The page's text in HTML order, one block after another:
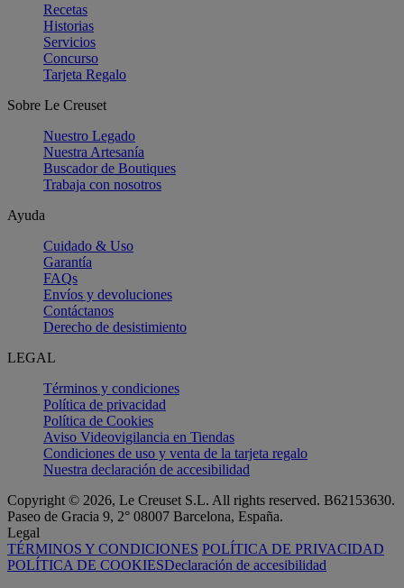
Recetas
Historias
Servicios
Concurso
Tarjeta Regalo
Sobre Le Creuset
Nuestro Legado
Nuestra Artesanía
Buscador de Boutiques
Trabaja con nosotros
Ayuda
Cuidado & Uso
Garantía
FAQs
Envíos y devoluciones
Contáctanos
Derecho de desistimiento
LEGAL
Términos y condiciones
Política de privacidad
Política de Cookies
Aviso Videovigilancia en Tiendas
Condiciones de uso y venta de la tarjeta regalo
Nuestra declaración de accesibilidad
Copyright © 2026, Le Creuset S.L. All rights reserved. B62153630.
Paseo de Gracia 9, 2° 08007 Barcelona, España.
Legal
TÉRMINOS Y CONDICIONES POLÍTICA DE PRIVACIDAD
POLÍTICA DE COOKIESDeclaración de accesibilidad